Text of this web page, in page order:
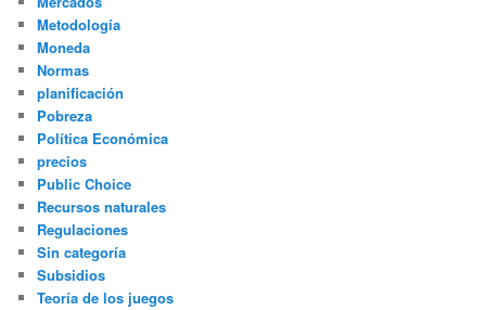
Metodología
Moneda
Normas
planificación
Pobreza
Política Económica
precios
Public Choice
Recursos naturales
Regulaciones
Sin categoría
Subsidios
Teoría de los juegos